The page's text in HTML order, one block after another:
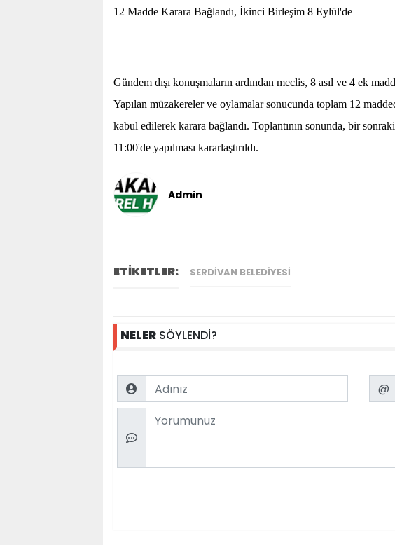
12 Madde Karara Bağlandı, İkinci Birleşim 8 Eylül'de
Gündem dışı konuşmaların ardından meclis, 8 asıl ve 4 ek
Yapılan müzakereler ve oylamalar sonucunda toplam 12
kabul edilerek karara bağlandı. Toplantının sonunda, bir
11:00'de yapılması kararlaştırıldı.
Admin
ETİKETLER: SERDIVAN BELEDIYESI
NELER SÖYLENDİ?
Name Email
@
Comment